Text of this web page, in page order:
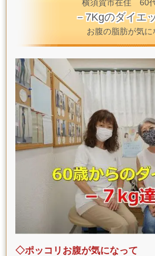
横須賀市在住 60
－7Kgのダイエ
お腹の脂肪が気に
◇ポッコリお腹が気になって